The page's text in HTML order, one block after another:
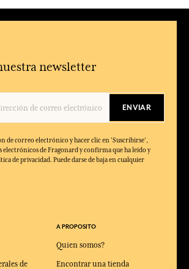
newsletter
ENVIAR
de correo electrónico y hacer clic en 'Suscribirse',
electrónicos de Fragonard y confirma que ha leído y
de privacidad. Puede darse de baja en cualquier
de
A PROPOSITO
Quien somos?
Encontrar una tienda